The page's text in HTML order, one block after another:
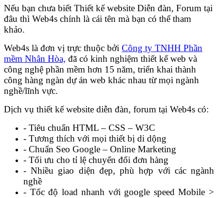
Nếu bạn chưa biết Thiết kế website Diễn đàn, Forum tại
đâu thì Web4s chính là cái tên mà bạn có thể tham
khảo.
Web4s là đơn vị trực thuộc bởi Công ty TNHH Phần
mềm Nhân Hòa, đã có kinh nghiệm thiết kế web và
công nghệ phần mềm hơn 15 năm, triển khai thành
công hàng ngàn dự án web khác nhau từ mọi ngành
nghề/lĩnh vực.
Dịch vụ thiết kế website diễn đàn, forum tại Web4s có:
- Tiêu chuẩn HTML – CSS – W3C
- Tương thích với mọi thiết bị di dộng
- Chuẩn Seo Google – Online Marketing
- Tối ưu cho tỉ lệ chuyển đổi đơn hàng
- Nhiều giao diện đẹp, phù hợp với các ngành
nghề
- Tốc độ load nhanh với google speed Mobile >